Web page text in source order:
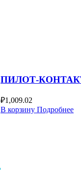
ПИЛОТ-
₽1,009.02
В корзину Подробнее